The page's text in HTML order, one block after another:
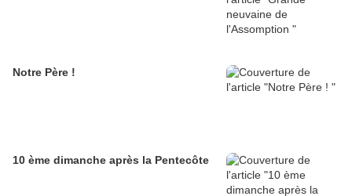
Notre Père !
10 ème dimanche après la Pentecôte